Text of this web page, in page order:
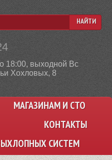
18:00, выходной Вс
Хохловых, 8
НАЙТИ
МАГАЗИНАМ И СТО
КОНТАКТЫ
СИСТЕМ